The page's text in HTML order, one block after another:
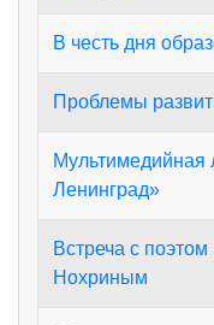
В честь дня
Проблемы
Мультимедийная
Ленинград»
Встреча с
Нохриным